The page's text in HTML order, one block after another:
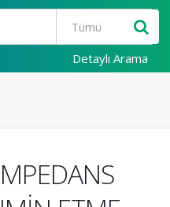
Detaylı Arama